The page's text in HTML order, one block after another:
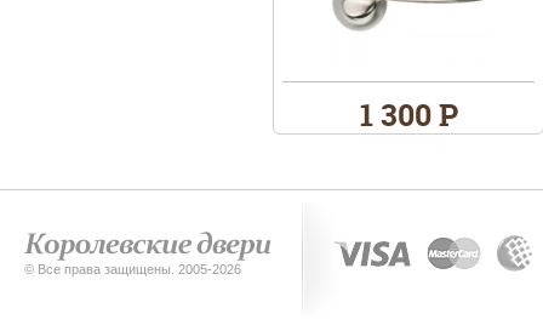
1 300 Р
© Все права защищены. 2005-2026